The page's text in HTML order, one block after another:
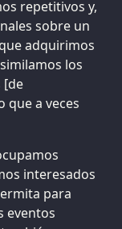
repetitivos y,
sobre un
adquirimos
los
[de
que a veces
interesados
para
eventos